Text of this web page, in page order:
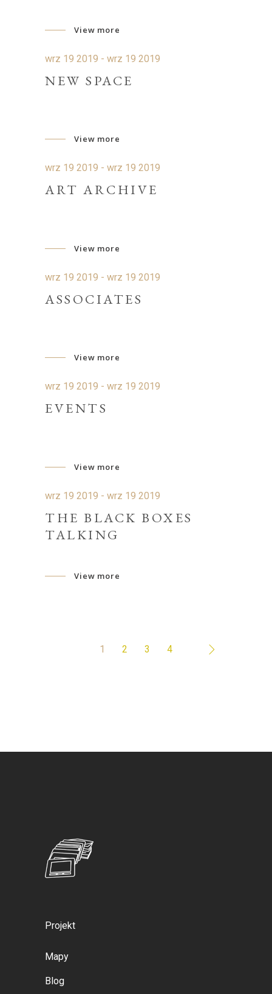
View more
wrz 19 2019 - wrz 19 2019
NEW SPACE
View more
wrz 19 2019 - wrz 19 2019
ART ARCHIVE
View more
wrz 19 2019 - wrz 19 2019
ASSOCIATES
View more
wrz 19 2019 - wrz 19 2019
EVENTS
View more
wrz 19 2019 - wrz 19 2019
THE BLACK BOXES
TALKING
View more
1 2 3 4
Projekt
Mapy
Blog